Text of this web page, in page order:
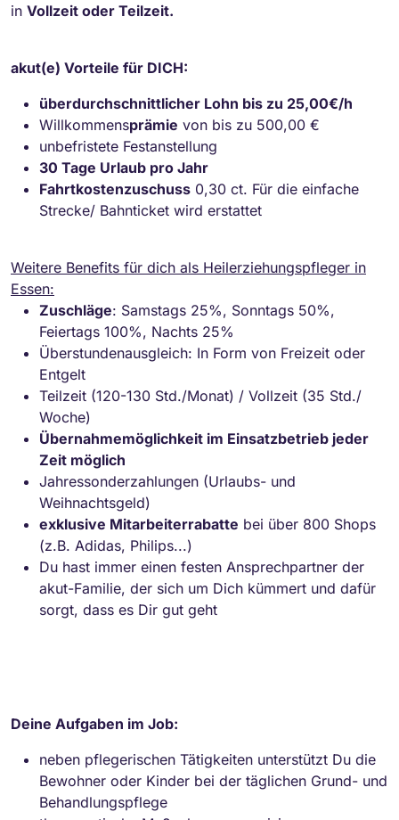
in Vollzeit oder Teilzeit.
akut(e) Vorteile für DICH:
überdurchschnittlicher Lohn bis zu 25,00€/h
Willkommensprämie von bis zu 500,00 €
unbefristete Festanstellung
30 Tage Urlaub pro Jahr
Fahrtkostenzuschuss 0,30 ct. Für die einfache
Strecke/ Bahnticket wird erstattet
Weitere Benefits für dich als Heilerziehungspfleger in
Essen:
Zuschläge: Samstags 25%, Sonntags 50%,
Feiertags 100%, Nachts 25%
Überstundenausgleich: In Form von Freizeit oder
Entgelt
Teilzeit (120-130 Std./Monat) / Vollzeit (35 Std./
Woche)
Übernahmemöglichkeit im Einsatzbetrieb jeder
Zeit möglich
Jahressonderzahlungen (Urlaubs- und
Weihnachtsgeld)
exklusive Mitarbeiterrabatte bei über 800 Shops
(z.B. Adidas, Philips...)
Du hast immer einen festen Ansprechpartner der
akut-Familie, der sich um Dich kümmert und dafür
sorgt, dass es Dir gut geht
Deine Aufgaben im Job:
neben pflegerischen Tätigkeiten unterstützt Du die
Bewohner oder Kinder bei der täglichen Grund- und
Behandlungspflege